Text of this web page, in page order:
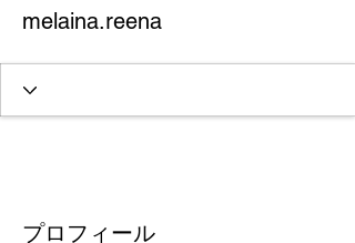
melaina.reena
プロフィール